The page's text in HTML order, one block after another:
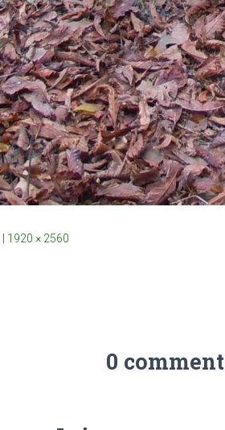
1920 × 2560
0